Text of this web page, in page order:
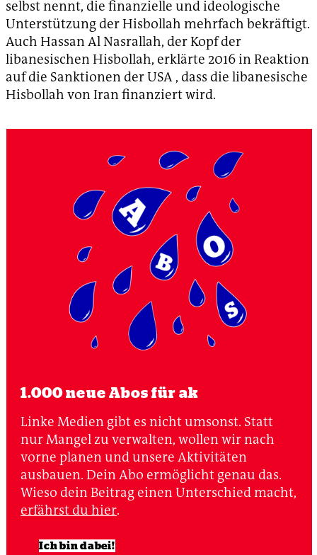
selbst nennt, die finanzielle und ideologische
Unterstützung der Hisbollah mehrfach bekräftigt.
Auch Hassan Al Nasrallah, der Kopf der
libanesischen Hisbollah, erklärte 2016 in Reaktion
auf die Sanktionen der USA , dass die libanesische
Hisbollah von Iran finanziert wird.
1.000 neue Abos für ak
Linke Medien gibt es nicht umsonst. Statt
nur Mangel zu verwalten, wollen wir nach
vorne planen und unsere Aktivitäten
ausbauen. Dein Abo ermöglicht genau das.
Wieso dein Beitrag einen Unterschied macht,
erfährst du hier.
Ich bin dabei!